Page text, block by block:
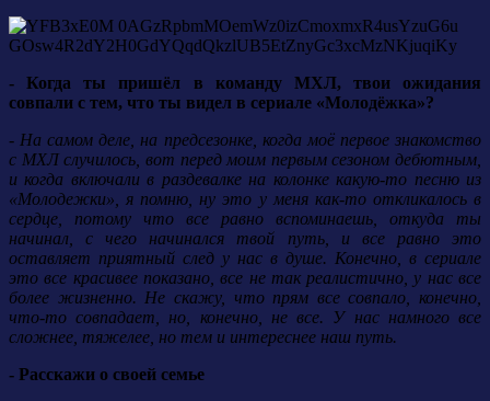
- Когда ты пришёл в команду МХЛ, твои ожидания
совпали с тем, что ты видел в сериале «Молодёжка»?
- На самом деле, на предсезонке, когда моё первое знакомство
с МХЛ случилось, вот перед моим первым сезоном дебютным,
и когда включали в раздевалке на колонке какую-то песню из
«Молодежки», я помню, ну это у меня как-то откликалось в
сердце, потому что все равно вспоминаешь, откуда ты
начинал, с чего начинался твой путь, и все равно это
оставляет приятный след у нас в душе. Конечно, в сериале
это все красивее показано, все не так реалистично, у нас все
более жизненно. Не скажу, что прям все совпало, конечно,
что-то совпадает, но, конечно, не все. У нас намного все
сложнее, тяжелее, но тем и интереснее наш путь.
- Расскажи о своей семье